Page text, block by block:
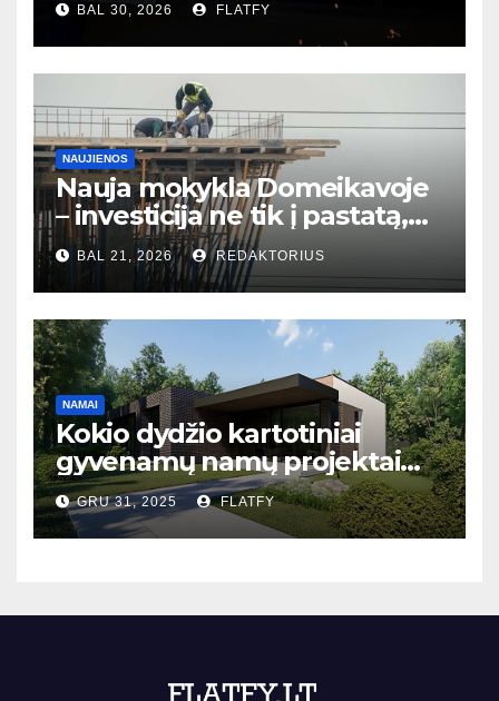
BAL 30, 2026 FLATFY
NAUJIENOS
Nauja mokykla Domeikavoje
– investicija ne tik į pastatą,
bet ir į bendruomenės ateitį
BAL 21, 2026 REDAKTORIUS
NAMAI
Kokio dydžio kartotiniai
gyvenamų namų projektai
populiariausi Lietuvoje?
GRU 31, 2025 FLATFY